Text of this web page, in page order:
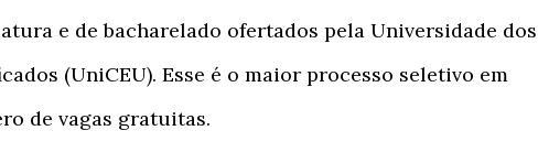
e de bacharelado ofertados pela Universidade dos
(UniCEU). Esse é o maior processo seletivo em
de vagas gratuitas.